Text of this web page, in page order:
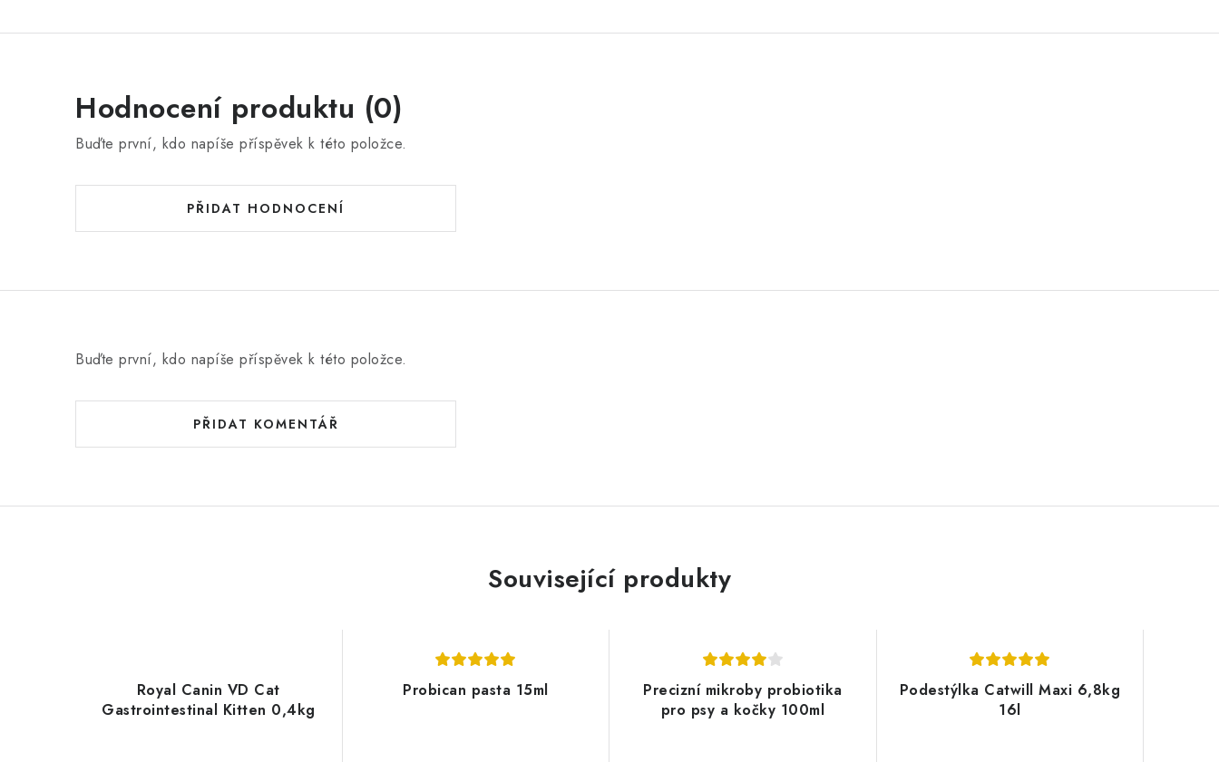
Hodnocení produktu (0)
Buďte první, kdo napíše příspěvek k této položce.
PŘIDAT HODNOCENÍ
Buďte první, kdo napíše příspěvek k této položce.
PŘIDAT KOMENTÁŘ
Související produkty
Royal Canin VD Cat
Gastrointestinal Kitten 0,4kg
Probican pasta 15ml
Precizní mikroby probiotika
pro psy a kočky 100ml
Podestýlka Catwill Maxi 6,8kg
16l